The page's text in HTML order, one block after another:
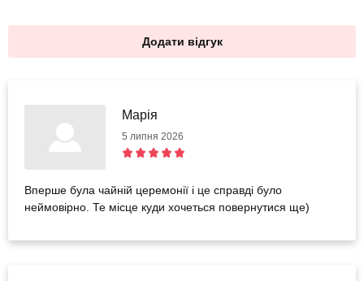
Додати відгук
Марія
5 липня 2026
Вперше була чайній церемонії і це справді було
неймовірно. Те місце куди хочеться повернутися ще)